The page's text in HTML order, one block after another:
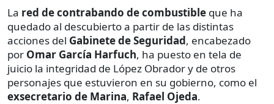
La red de contrabando de combustible que ha
quedado al descubierto a partir de las distintas
acciones del Gabinete de Seguridad, encabezado
por Omar García Harfuch, ha puesto en tela de
juicio la integridad de López Obrador y de otros
personajes que estuvieron en su gobierno, como el
exsecretario de Marina, Rafael Ojeda.